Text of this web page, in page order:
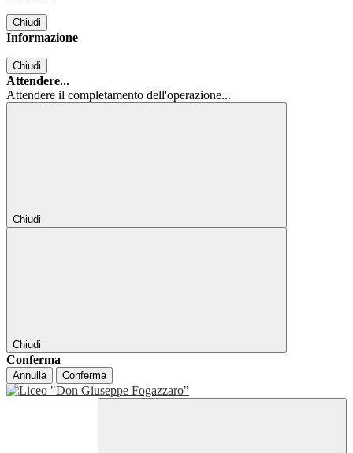
Chiudi
Informazione
Chiudi
Attendere...
Attendere il completamento dell'operazione...
Chiudi
Chiudi
Conferma
Annulla Conferma